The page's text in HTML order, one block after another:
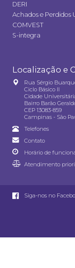
DERI
Achados e Perdidos
COMVEST
S-integra
Localização e
Rua Sérgio
Ciclo Básico II
Cidade
Bairro Barão
CEP 13083-859
Campinas - São
Telefones
Contato
Horário de
Atendimento
Siga-nos no